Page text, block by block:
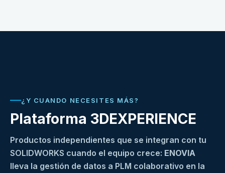
¿Y CUANDO NECESITES MÁS?
Plataforma 3DEXPERIENCE
Productos independientes que se integran con tu
SOLIDWORKS cuando el equipo crece: ENOVIA
lleva la gestión de datos a PLM colaborativo en la